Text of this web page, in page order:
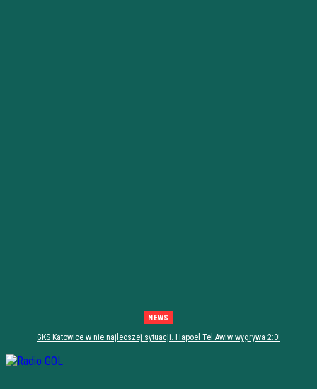
NEWS
GKS Katowice w nie najleoszej sytuacji. Hapoel Tel Awiw wygrywa 2:0!